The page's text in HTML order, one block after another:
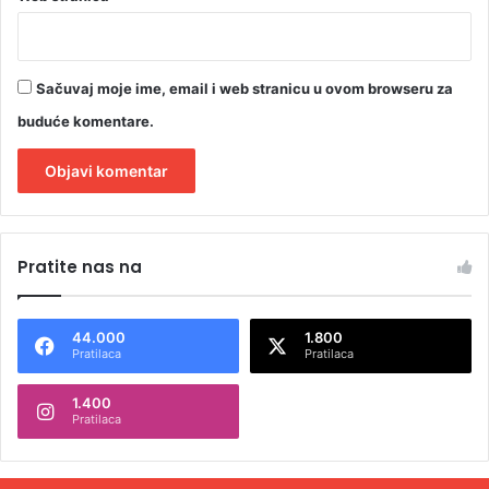
Sačuvaj moje ime, email i web stranicu u ovom browseru za
buduće komentare.
t
n
t
Pratite nas na
44.000
Pratilaca
1.800
Pratilaca
1.400
Pratilaca